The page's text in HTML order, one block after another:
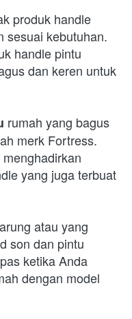
produk handle
sesuai kebutuhan.
handle pintu
dan keren untuk
rumah yang bagus
merk Fortress.
yang juga terbuat
atau yang
son dan pintu
ketika Anda
dengan model